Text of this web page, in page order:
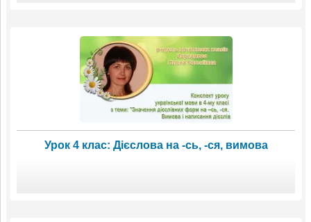
Урок 4 клас: Дієслова на -сь, -ся, вимова